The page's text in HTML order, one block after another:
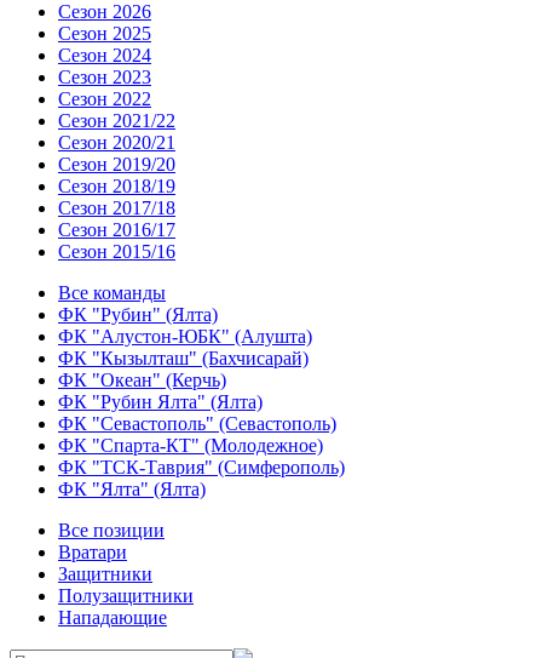
Сезон 2026
Сезон 2025
Сезон 2024
Сезон 2023
Сезон 2022
Сезон 2021/22
Сезон 2020/21
Сезон 2019/20
Сезон 2018/19
Сезон 2017/18
Сезон 2016/17
Сезон 2015/16
Все команды
ФК "Рубин" (Ялта)
ФК "Алустон-ЮБК" (Алушта)
ФК "Кызылташ" (Бахчисарай)
ФК "Океан" (Керчь)
ФК "Рубин Ялта" (Ялта)
ФК "Севастополь" (Севастополь)
ФК "Спарта-КТ" (Молодежное)
ФК "ТСК-Таврия" (Симферополь)
ФК "Ялта" (Ялта)
Все позиции
Вратари
Защитники
Полузащитники
Нападающие